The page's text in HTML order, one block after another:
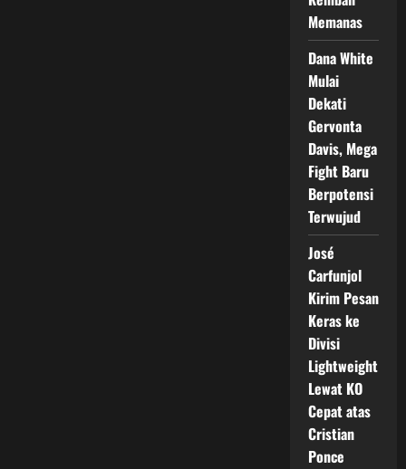
Memanas
Dana White
Mulai
Dekati
Gervonta
Davis, Mega
Fight Baru
Berpotensi
Terwujud
José
Carfunjol
Kirim Pesan
Keras ke
Divisi
Lightweight
Lewat KO
Cepat atas
Cristian
Ponce